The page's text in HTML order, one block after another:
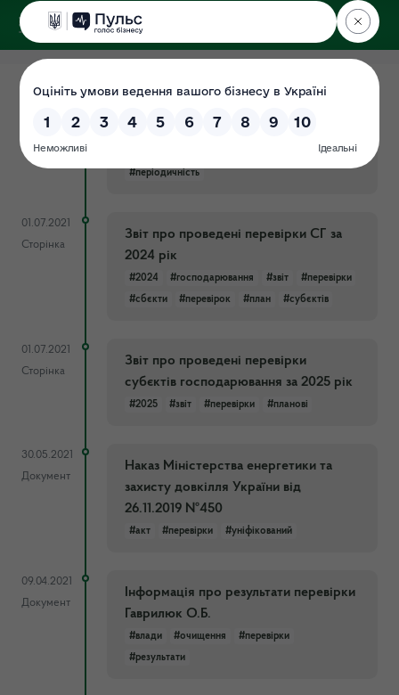
ДЕРЖЕКОІНСПЕКЦІЯ
у Хмельницькій області
11.11.2024
Документ
планових заходів
#перевірки
#періодичність
01.07.2021
Сторінка
Звіт про проведені перевірки СГ за
2024 рік
#2024 #господарювання #звіт
#перевірки
#сбєкти
#перевірок #план #субєктів
01.07.2021
Сторінка
Звіт про проведені перевірки
субєктів господарювання за 2025 рік
#2025 #звіт #перевірки #планові
30.05.2021
Документ
Наказ Міністерства енергетики та
захисту довкілля України від
26.11.2019 №450
#акт #перевірки #уніфікований
09.04.2021
Документ
Інформація про результати перевірки
Гаврилюк О.Б.
#влади #очищення
#перевірки
#результати